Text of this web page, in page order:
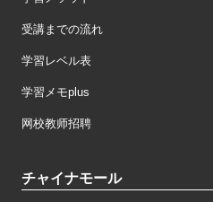
受講までの流れ
学習レベル表
学習メモplus
网校教师招聘
チャイナモール